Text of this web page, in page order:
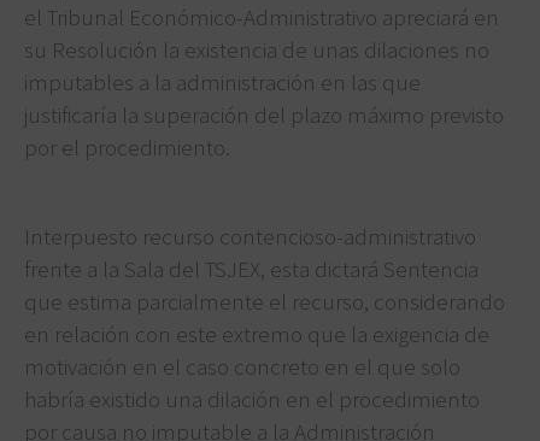
el Tribunal Económico-Administrativo apreciará en
su Resolución la existencia de unas dilaciones no
imputables a la administración en las que
justificaría la superación del plazo máximo previsto
por el procedimiento.
Interpuesto recurso contencioso-administrativo
frente a la Sala del TSJEX, esta dictará Sentencia
que estima parcialmente el recurso, considerando
en relación con este extremo que la exigencia de
motivación en el caso concreto en el que solo
habría existido una dilación en el procedimiento
por causa no imputable a la Administración